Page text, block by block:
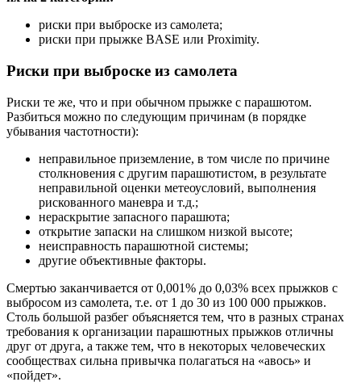
риски при выброске из самолета;
риски при прыжке BASE или Proximity.
Риски при выброске из самолета
Риски те же, что и при обычном прыжке с парашютом.
Разбиться можно по следующим причинам (в порядке
убывания частотности):
неправильное приземление, в том числе по причине
столкновения с другим парашютистом, в результате
неправильной оценки метеоусловий, выполнения
рискованного маневра и т.д.;
нераскрытие запасного парашюта;
открытие запаски на слишком низкой высоте;
неисправность парашютной системы;
другие объективные факторы.
Смертью заканчивается от 0,001% до 0,03% всех прыжков с
выбросом из самолета, т.е. от 1 до 30 из 100 000 прыжков.
Столь большой разбег объясняется тем, что в разных странах
требования к организации парашютных прыжков отличны
друг от друга, а также тем, что в некоторых человеческих
сообществах сильна привычка полагаться на «авось» и
«пойдет».